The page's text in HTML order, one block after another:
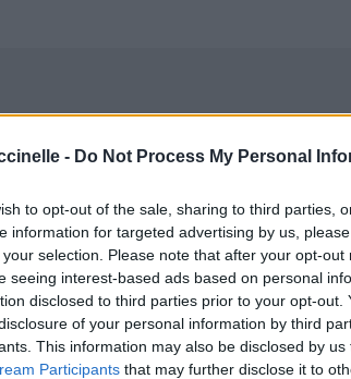
- Do Not Process My Personal
to opt-out of the sale, sharing to third parties,
information for targeted advertising by us,
selection. Please note that after your opt-
seeing interest-based ads based on personal
disclosed to third parties prior to your opt-
of your personal information by third
This information may also be disclosed by
Participants that may further disclose it to